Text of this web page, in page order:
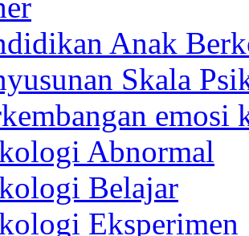
Anak
Skala
emosi
Abnormal
Belajar
Eksperimen